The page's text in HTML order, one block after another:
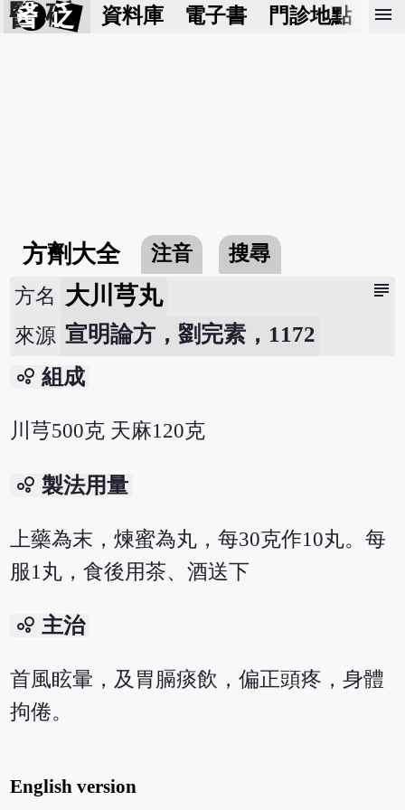
醫 砭 資料庫 電子書 門診地點 預
menu
方劑大全 注音 搜尋
subject
方名 大川芎丸
來源 宣明論方，劉完素，1172
bubble_chart 組成
川芎500克 天麻120克
bubble_chart 製法用量
上藥為末，煉蜜為丸，每30克作10丸。每
服1丸，食後用茶、酒送下
bubble_chart 主治
首風眩暈，及胃膈痰飲，偏正頭疼，身體
拘倦。
English version